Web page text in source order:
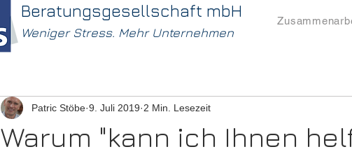
Beratungsgesellschaft mbH
Weniger Stress. Mehr Unternehmen
Warum "kann ich Ihnen
Patric Stöbe 9. Juli 2019 2 Min. Lesezeit